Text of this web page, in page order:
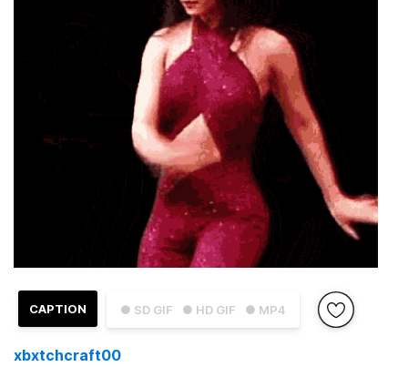
● SD GIF ● HD GIF ● MP4
CAPTION
xbxtchcraft00